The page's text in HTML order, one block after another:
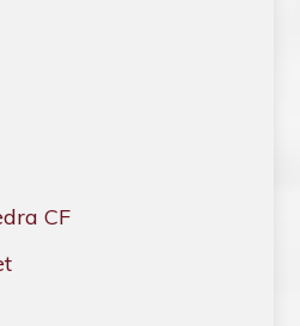
CF